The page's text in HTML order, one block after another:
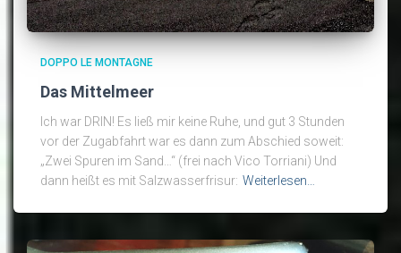
DOPPO LE MONTAGNE
Das Mittelmeer
Ich war DRIN! Es ließ mir keine Ruhe, und gut 3 Stunden
vor der Zugabfahrt war es dann zum Abschied soweit:
„Zwei Spuren im Sand…“ (frei nach Vico Torriani) Und
dann heißt es mit Salzwasserfrisur: Weiterlesen…